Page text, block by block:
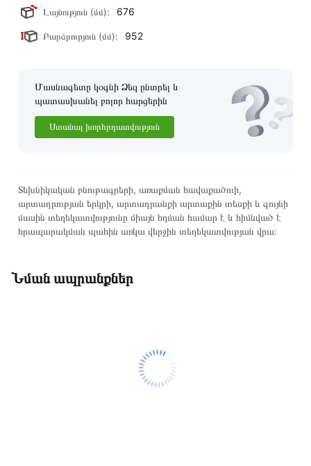
Լայնություն (մմ): 676
Բարձրություն (մմ): 952
Մասնագետը կօգնի Ձեզ ընտրել և
պատասխանել բոլոր հարցերին
Ստանալ խորհրդատվություն
Տեխնիկական բնութագրերի, առաքման հավաքածուի,
արտադրության երկրի, արտադրանքի արտաքին տեսքի և գույնի
մասին տեղեկատվությունը միայն հղման համար է և հիմնված է
հրապարակման պահին առկա վերջին տեղեկատվության վրա։
Նման ապրանքներ